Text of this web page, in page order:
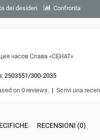
dei desideri Confronta
часов Слава «СЕНАТ»
2503551/300-2035
on 0 reviews. | Scrivi una
RECENSIONI (0)